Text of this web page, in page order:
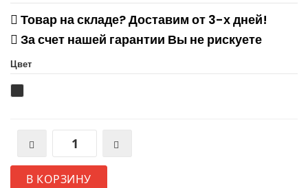
Товар на складе? Доставим от 3-х дней!
За счет нашей гарантии Вы не рискуете
Цвет
В КОРЗИНУ